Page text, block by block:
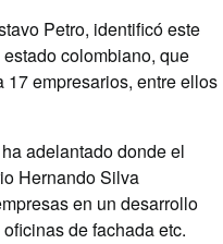
Petro, identificó este
colombiano, que
17 empresarios, entre ellos
adelantado donde el
Hernando Silva
en un desarrollo
de fachada etc.